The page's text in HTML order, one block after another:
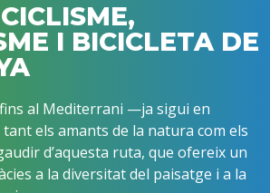
I BICICLETA DE
al Mediterrani —ja sigui en
els amants de la natura com els
d’aquesta ruta, que ofereix un
a la diversitat del paisatge i a la